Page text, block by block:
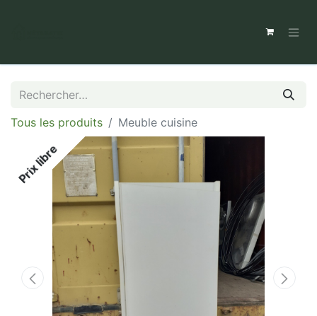
Tous les produits Meuble cuisine
Prix libre